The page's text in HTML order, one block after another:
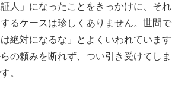
人」になったことをきっかけに、それ
るケースは珍しくありません。世間で
絶対になるな」とよくいわれています
の頼みを断れず、つい引き受けてしま
。